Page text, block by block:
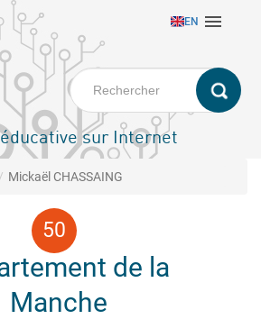
EN 
sur Internet
Mickaël CHASSAING
de la
Manche